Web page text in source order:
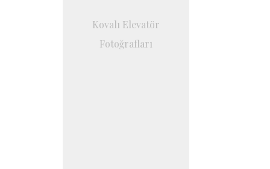
Kovalı Elevatör
Fotoğrafları